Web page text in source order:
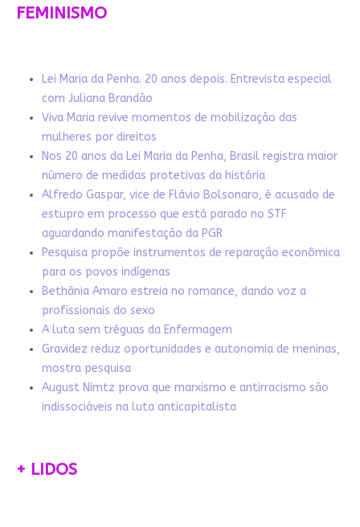
FEMINISMO
Lei Maria da Penha. 20 anos depois. Entrevista especial
com Juliana Brandão
Viva Maria revive momentos de mobilização das
mulheres por direitos
Nos 20 anos da Lei Maria da Penha, Brasil registra maior
número de medidas protetivas da história
Alfredo Gaspar, vice de Flávio Bolsonaro, é acusado de
estupro em processo que está parado no STF
aguardando manifestação da PGR
Pesquisa propõe instrumentos de reparação econômica
para os povos indígenas
Bethânia Amaro estreia no romance, dando voz a
profissionais do sexo
A luta sem tréguas da Enfermagem
Gravidez reduz oportunidades e autonomia de meninas,
mostra pesquisa
August Nimtz prova que marxismo e antirracismo são
indissociáveis na luta anticapitalista
+ LIDOS